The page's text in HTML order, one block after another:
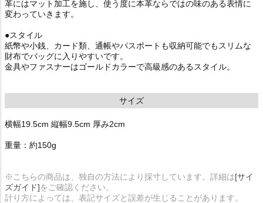
革にはマット加工を施し、使う度に本革ならではの味のある表情に
変わっていきます。
●スタイル
紙幣や小銭、カード類、通帳やパスポートも収納可能でもスリムな
財布でバッグに入りやすいです。
金具やファスナーはゴールドカラーで高級感のあるスタイル。
サイズ
横幅19.5cm 縦幅9.5cm 厚み2cm
重量：約150g
※こちらの商品は、独自の方法により採寸しています。詳細は[サイ
ズガイド]をご確認ください。
計り方によっては、表記サイズと誤差が生じることがあります。